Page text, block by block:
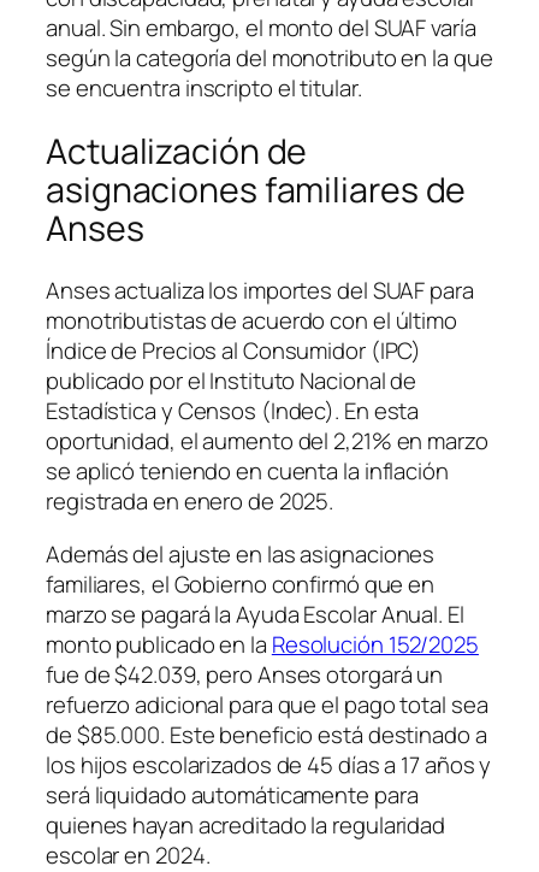
anual. Sin embargo, el monto del SUAF varía
según la categoría del monotributo en la que
se encuentra inscripto el titular.
Actualización de
asignaciones familiares de
Anses
Anses actualiza los importes del SUAF para
monotributistas de acuerdo con el último
Índice de Precios al Consumidor (IPC)
publicado por el Instituto Nacional de
Estadística y Censos (Indec). En esta
oportunidad, el aumento del 2,21% en marzo
se aplicó teniendo en cuenta la inflación
registrada en enero de 2025.
Además del ajuste en las asignaciones
familiares, el Gobierno confirmó que en
marzo se pagará la Ayuda Escolar Anual. El
monto publicado en la Resolución 152/2025
fue de $42.039, pero Anses otorgará un
refuerzo adicional para que el pago total sea
de $85.000. Este beneficio está destinado a
los hijos escolarizados de 45 días a 17 años y
será liquidado automáticamente para
quienes hayan acreditado la regularidad
escolar en 2024.